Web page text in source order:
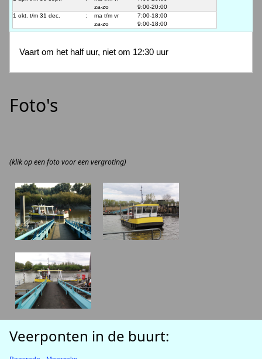
za-zo
9:00-20:00
1 okt. t/m 31 dec.
:
ma t/m vr
za-zo
7:00-18:00
9:00-18:00
Vaart om het half uur, niet om 12:30 uur
Foto's
(klik op een foto voor een vergroting)
Veerponten in de buurt: